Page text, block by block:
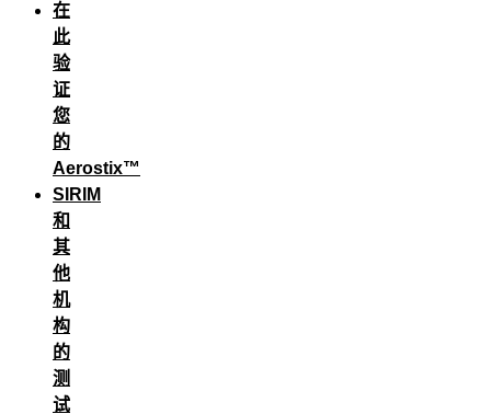
在
此
验
证
您
的
Aerostix™
SIRIM
和
其
他
机
构
的
测
试